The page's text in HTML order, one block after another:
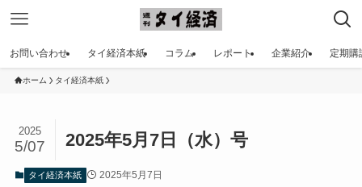
お問い合わせ タイ経済本紙 コラム レポート 企業紹介 定期購
ホーム タイ経済本紙
2025年5月7日（水）号
2025
5/07
タイ経済本紙 2025年5月7日